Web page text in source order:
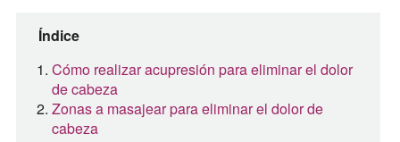
Índice
Cómo realizar acupresión para eliminar el dolor
de cabeza
Zonas a masajear para eliminar el dolor de
cabeza